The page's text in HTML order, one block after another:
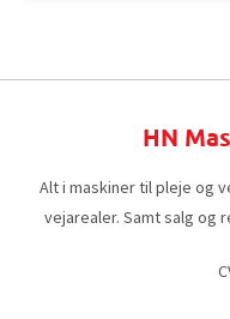
HN
Alt i maskiner til pleje og
vejarealer. Samt salg og